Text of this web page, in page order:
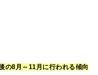
の8月～11月に行われる傾向